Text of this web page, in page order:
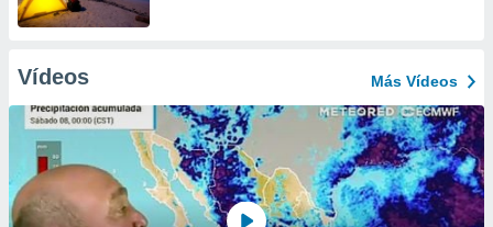
Vídeos Más Vídeos